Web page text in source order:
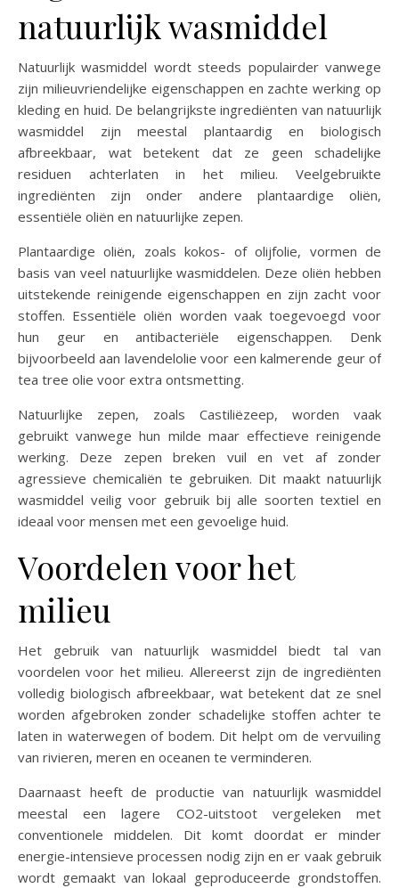
natuurlijk wasmiddel
Natuurlijk wasmiddel wordt steeds populairder vanwege
zijn milieuvriendelijke eigenschappen en zachte werking op
kleding en huid. De belangrijkste ingrediënten van natuurlijk
wasmiddel zijn meestal plantaardig en biologisch
afbreekbaar, wat betekent dat ze geen schadelijke
residuen achterlaten in het milieu. Veelgebruikte
ingrediënten zijn onder andere plantaardige oliën,
essentiële oliën en natuurlijke zepen.
Plantaardige oliën, zoals kokos- of olijfolie, vormen de
basis van veel natuurlijke wasmiddelen. Deze oliën hebben
uitstekende reinigende eigenschappen en zijn zacht voor
stoffen. Essentiële oliën worden vaak toegevoegd voor
hun geur en antibacteriële eigenschappen. Denk
bijvoorbeeld aan lavendelolie voor een kalmerende geur of
tea tree olie voor extra ontsmetting.
Natuurlijke zepen, zoals Castiliëzeep, worden vaak
gebruikt vanwege hun milde maar effectieve reinigende
werking. Deze zepen breken vuil en vet af zonder
agressieve chemicaliën te gebruiken. Dit maakt natuurlijk
wasmiddel veilig voor gebruik bij alle soorten textiel en
ideaal voor mensen met een gevoelige huid.
Voordelen voor het
milieu
Het gebruik van natuurlijk wasmiddel biedt tal van
voordelen voor het milieu. Allereerst zijn de ingrediënten
volledig biologisch afbreekbaar, wat betekent dat ze snel
worden afgebroken zonder schadelijke stoffen achter te
laten in waterwegen of bodem. Dit helpt om de vervuiling
van rivieren, meren en oceanen te verminderen.
Daarnaast heeft de productie van natuurlijk wasmiddel
meestal een lagere CO2-uitstoot vergeleken met
conventionele middelen. Dit komt doordat er minder
energie-intensieve processen nodig zijn en er vaak gebruik
wordt gemaakt van lokaal geproduceerde grondstoffen.